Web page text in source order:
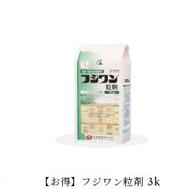
【お得】フジワン粒剤 3k